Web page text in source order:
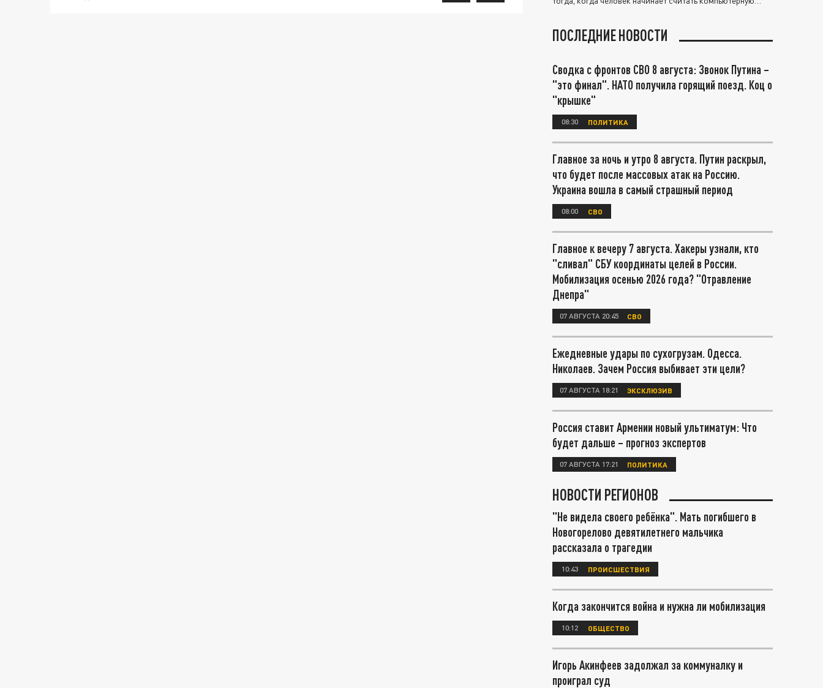
ПОСЛЕДНИЕ НОВОСТИ
Сводка с фронтов СВО 8 августа: Звонок Путина –
"это финал". НАТО получила горящий поезд. Коц о
"крышке"
08:30 ПОЛИТИКА
Главное за ночь и утро 8 августа. Путин раскрыл,
что будет после массовых атак на Россию.
Украина вошла в самый страшный период
08:00 СВО
Главное к вечеру 7 августа. Хакеры узнали, кто
"сливал" СБУ координаты целей в России.
Мобилизация осенью 2026 года? "Отравление
Днепра"
07 АВГУСТА 20:45 СВО
Ежедневные удары по сухогрузам. Одесса.
Николаев. Зачем Россия выбивает эти цели?
07 АВГУСТА 18:21 ЭКСКЛЮЗИВ
Россия ставит Армении новый ультиматум: Что
будет дальше – прогноз экспертов
07 АВГУСТА 17:21 ПОЛИТИКА
НОВОСТИ РЕГИОНОВ
"Не видела своего ребёнка". Мать погибшего в
Новогорелово девятилетнего мальчика
рассказала о трагедии
10:43 ПРОИСШЕСТВИЯ
Когда закончится война и нужна ли мобилизация
10:12 ОБЩЕСТВО
Игорь Акинфеев задолжал за коммуналку и
проиграл суд